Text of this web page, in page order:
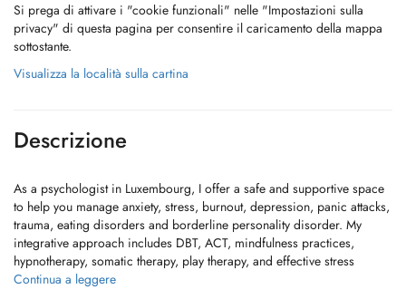
Si prega di attivare i "cookie funzionali" nelle "Impostazioni sulla
privacy" di questa pagina per consentire il caricamento della mappa
sottostante.
Visualizza la località sulla cartina
Descrizione
As a psychologist in Luxembourg, I offer a safe and supportive space
to help you manage anxiety, stress, burnout, depression, panic attacks,
trauma, eating disorders and borderline personality disorder. My
integrative approach includes DBT, ACT, mindfulness practices,
hypnotherapy, somatic therapy, play therapy, and effective stress
management techniques.
Continua a leggere